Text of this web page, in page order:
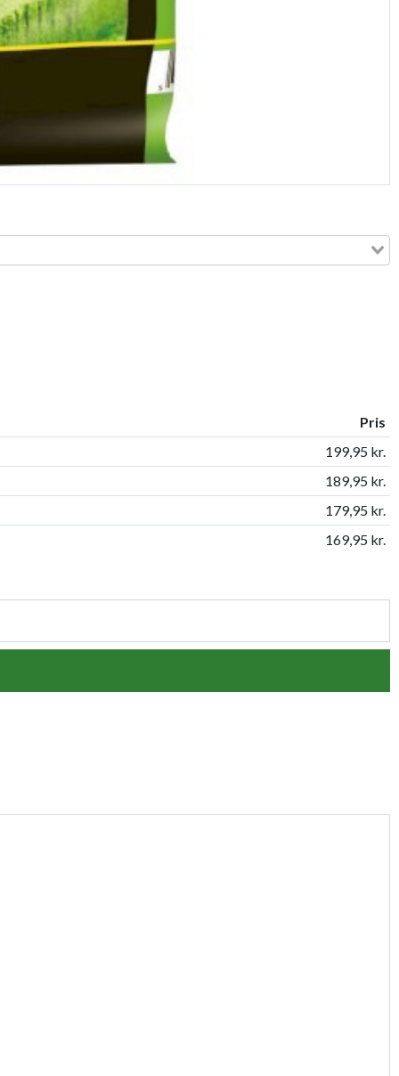
Pris
199,95 kr.
189,95 kr.
179,95 kr.
169,95 kr.